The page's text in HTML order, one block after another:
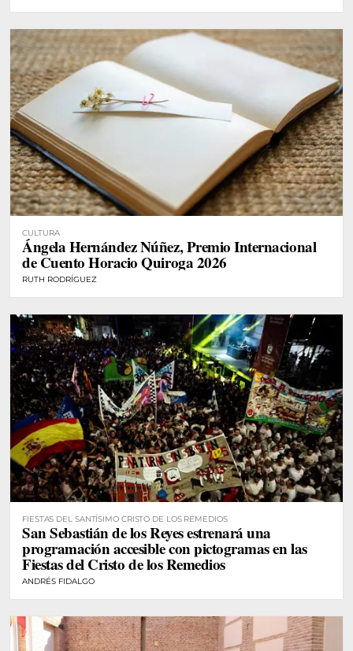
CULTURA
Ángela Hernández Núñez, Premio Internacional
de Cuento Horacio Quiroga 2026
RUTH RODRÍGUEZ
FIESTAS DEL SANTÍSIMO CRISTO DE LOS REMEDIOS
San Sebastián de los Reyes estrenará una
programación accesible con pictogramas en las
Fiestas del Cristo de los Remedios
ANDRÉS FIDALGO